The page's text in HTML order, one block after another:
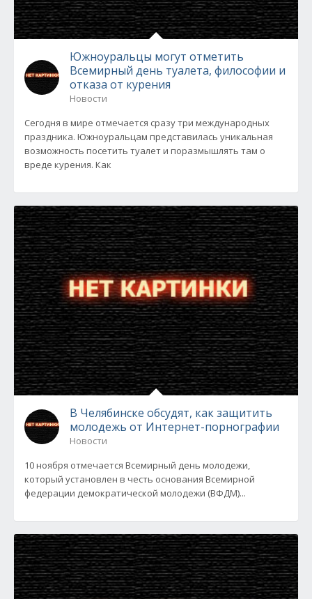
Южноуральцы могут отметить
Всемирный день туалета, философии и
отказа от курения
Новости
Сегодня в мире отмечается сразу три международных
праздника. Южноуральцам представилась уникальная
возможность посетить туалет и поразмышлять там о
вреде курения. Как
В Челябинске обсудят, как защитить
молодежь от Интернет-порнографии
Новости
10 ноября отмечается Всемирный день молодежи,
который установлен в честь основания Всемирной
федерации демократической молодежи (ВФДМ)...